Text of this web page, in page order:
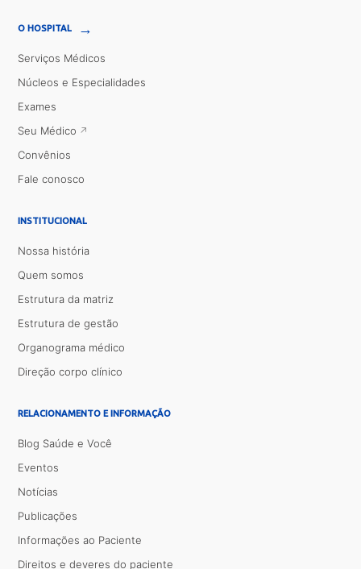
O HOSPITAL →
Serviços Médicos
Núcleos e Especialidades
Exames
Seu Médico
Convênios
Fale conosco
INSTITUCIONAL
Nossa história
Quem somos
Estrutura da matriz
Estrutura de gestão
Organograma médico
Direção corpo clínico
RELACIONAMENTO E INFORMAÇÃO
Blog Saúde e Você
Eventos
Notícias
Publicações
Informações ao Paciente
Direitos e deveres do paciente